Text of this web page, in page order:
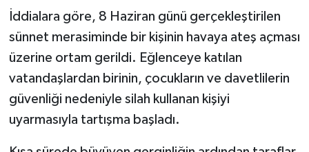
İddialara göre, 8 Haziran günü gerçekleştirilen
sünnet merasiminde bir kişinin havaya ateş açması
üzerine ortam gerildi. Eğlenceye katılan
vatandaşlardan birinin, çocukların ve davetlilerin
güvenliği nedeniyle silah kullanan kişiyi
uyarmasıyla tartışma başladı.